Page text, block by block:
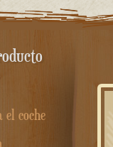
el coche